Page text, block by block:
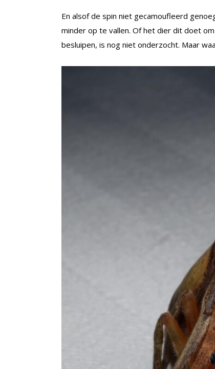
En alsof de spin niet gecamoufleerd
minder op te vallen. Of het dier dit doet
besluipen, is nog niet onderzocht. Maar